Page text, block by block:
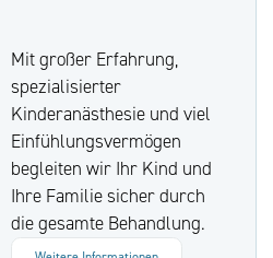
Mit großer Erfahrung,
spezialisierter
Kinderanästhesie und viel
Einfühlungsvermögen
begleiten wir Ihr Kind und
Ihre Familie sicher durch
die gesamte Behandlung.